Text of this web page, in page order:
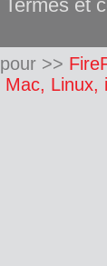
Termes et
>>
Mac, Linux,